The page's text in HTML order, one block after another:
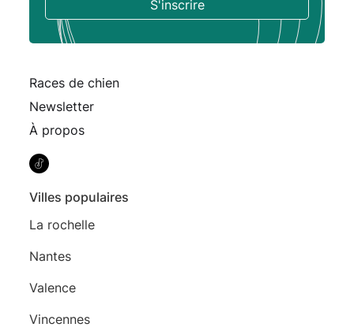
Races de chien
Newsletter
À propos
Villes populaires
La rochelle
Nantes
Valence
Vincennes